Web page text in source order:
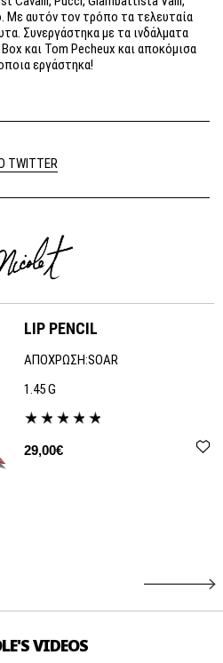
Με αυτόν τον τρόπο τα τελευταία
Συνεργάστηκα με τα ινδάλματα
και Tom Pecheux και αποκόμισα
εργάστηκα!
LIP PENCIL
ΑΠΟΧΡΩΣΗ:SOAR
1.45 G
29,00€
VIDEOS